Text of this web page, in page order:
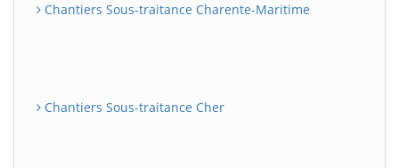
Chantiers Sous-traitance Charente-Maritime
Chantiers Sous-traitance Cher